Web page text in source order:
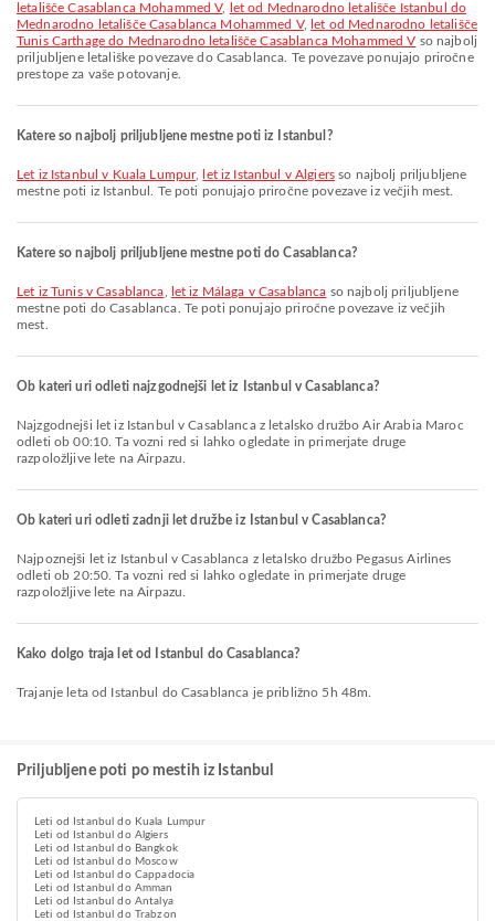
letališče Casablanca Mohammed V,
let od Mednarodno letališče Istanbul do
Mednarodno letališče Casablanca Mohammed V,
let od Mednarodno letališče
Tunis Carthage do Mednarodno letališče Casablanca Mohammed V so najbolj
priljubljene letališke povezave do Casablanca. Te povezave ponujajo priročne
prestope za vaše potovanje.
Katere so najbolj priljubljene mestne poti iz Istanbul?
let iz Istanbul v Kuala Lumpur, let iz Istanbul v Algiersso najbolj priljubljene
mestne poti iz Istanbul. Te poti ponujajo priročne povezave iz večjih mest.
Katere so najbolj priljubljene mestne poti do Casablanca?
let iz Tunis v Casablanca let iz Málaga v Casablanca so najbolj priljubljene
mestne poti do Casablanca. Te poti ponujajo priročne povezave iz večjih
mest.
Ob kateri uri odleti najzgodnejši let iz Istanbul v Casablanca?
Najzgodnejši let iz Istanbul v Casablanca z letalsko družbo Air Arabia Maroc
odleti ob 00:10. Ta vozni red si lahko ogledate in primerjate druge
razpoložljive lete na Airpazu.
Ob kateri uri odleti zadnji let družbe iz Istanbul v Casablanca?
Najpoznejši let iz Istanbul v Casablanca z letalsko družbo Pegasus Airlines
odleti ob 20:50. Ta vozni red si lahko ogledate in primerjate druge
razpoložljive lete na Airpazu.
Kako dolgo traja let od Istanbul do Casablanca?
Trajanje leta od Istanbul do Casablanca je približno 5h 48m.
Priljubljene poti po mestih iz Istanbul
Leti od Istanbul do Kuala Lumpur
Leti od Istanbul do Algiers
Leti od Istanbul do Bangkok
Leti od Istanbul do Moscow
Leti od Istanbul do Cappadocia
Leti od Istanbul do Amman
Leti od Istanbul do Antalya
Leti od Istanbul do Trabzon